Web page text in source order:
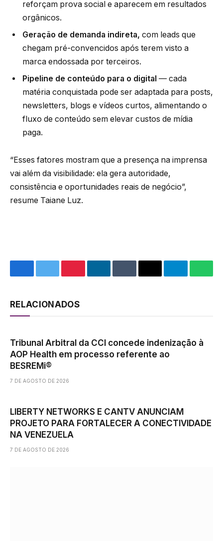
reforçam prova social e aparecem em resultados
orgânicos.
Geração de demanda indireta, com leads que
chegam pré-convencidos após terem visto a
marca endossada por terceiros.
Pipeline de conteúdo para o digital — cada
matéria conquistada pode ser adaptada para posts,
newsletters, blogs e vídeos curtos, alimentando o
fluxo de conteúdo sem elevar custos de mídia
paga.
“Esses fatores mostram que a presença na imprensa
vai além da visibilidade: ela gera autoridade,
consistência e oportunidades reais de negócio”,
resume Taiane Luz.
Facebook
TwitterPinterestLinkedInTumblrEmail Telegram
RELACIONADOS
Tribunal Arbitral da CCI concede indenização à
AOP Health em processo referente ao
BESREMi®
7 DE AGOSTO DE 2026
LIBERTY NETWORKS E CANTV ANUNCIAM
PROJETO PARA FORTALECER A CONECTIVIDADE
NA VENEZUELA
7 DE AGOSTO DE 2026